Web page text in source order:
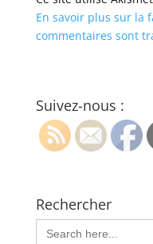
En savoir plus sur la
commentaires sont
Suivez-nous :
Rechercher
Search
for: